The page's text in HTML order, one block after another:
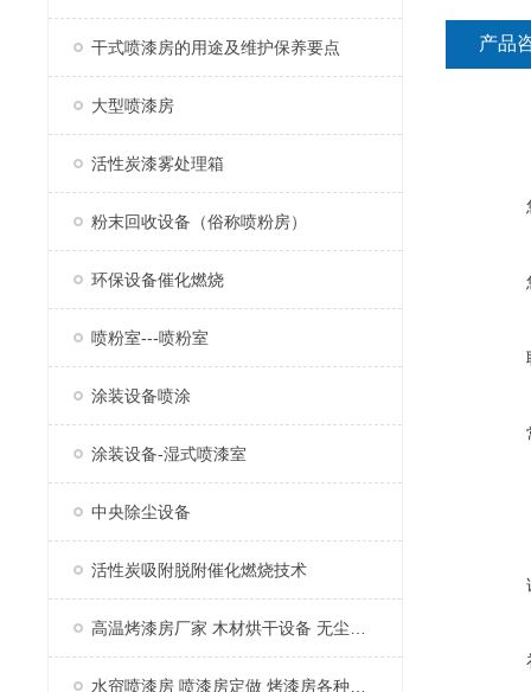
干式喷漆房的用途及维护保养要点
大型喷漆房
活性炭漆雾处理箱
粉末回收设备（俗称喷粉房）
环保设备催化燃烧
喷粉室---喷粉室
涂装设备喷涂
涂装设备-湿式喷漆室
中央除尘设备
活性炭吸附脱附催化燃烧技术
产品